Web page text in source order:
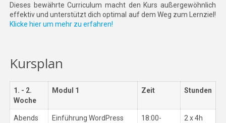
Dieses bewährte Curriculum macht den Kurs außergewöhnlich
effektiv und unterstützt dich optimal auf dem Weg zum Lernziel!
Klicke hier um mehr zu erfahren!
Kursplan
1. - 2.
Woche
Modul 1 Zeit Stunden
Abends Einführung WordPress 18:00- 2 x 4h